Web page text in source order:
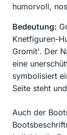
humorvoll,
Bedeutung:
Knetfiguren-
Gromit'. Der
eine
symbolisiert
Seite steht
Auch der